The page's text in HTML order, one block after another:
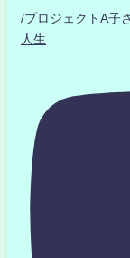
/プロジェクトA子
人生